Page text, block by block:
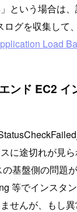
という場合は
ログを収集して
Load
ンド EC2 イ
に途切れが見
基盤側の問題が
等でインスタ
せんが、もし